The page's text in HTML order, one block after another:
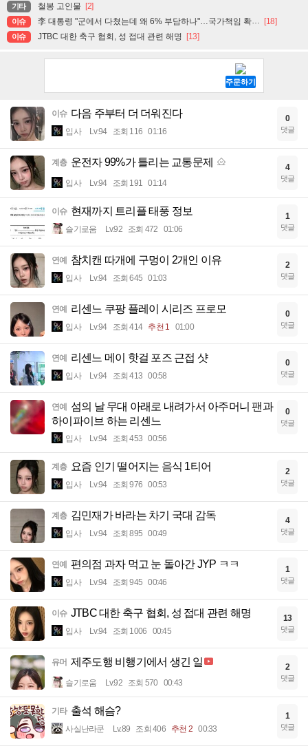
기타 철봉 고인물 [2]
이슈 李 대통령 "군에서 다쳤는데 왜 6% 부담하나"…국가책임 확대 주문 [18]
이슈 JTBC 대한 축구 협회, 성 접대 관련 해명 [13]
이슈 다음 주부터 더 더워진다
입사 Lv.94 조회 116 01:16
0
댓글
계층 운전자 99%가 틀리는 교통문제
입사 Lv.94 조회 191 01:14
4
댓글
이슈 현재까지 트리플 태풍 정보
슬기로움 Lv.92 조회 472 01:06
1
댓글
연예 참치캔 따개에 구멍이 2개인 이유
입사 Lv.94 조회 645 01:03
2
댓글
연예 리센느 쿠팡 플레이 시리즈 프로모
입사 Lv.94 조회 414 추천 1 01:00
0
댓글
연예 리센느 메이 핫걸 포즈 근접 샷
입사 Lv.94 조회 413 00:58
0
댓글
연예 섬의 날 무대 아래로 내려가서 아주머니 팬과
하이파이브 하는 리센느
입사 Lv.94 조회 453 00:56
0
댓글
계층 요즘 인기 떨어지는 음식 1티어
입사 Lv.94 조회 976 00:53
2
댓글
계층 김민재가 바라는 차기 국대 감독
입사 Lv.94 조회 895 00:49
4
댓글
연예 편의점 과자 먹고 눈 돌아간 JYP ㅋㅋ
입사 Lv.94 조회 945 00:46
1
댓글
이슈 JTBC 대한 축구 협회, 성 접대 관련 해명
입사 Lv.94 조회 1006 00:45
13
댓글
유머 제주도행 비행기에서 생긴 일
슬기로움 Lv.92 조회 570 00:43
2
댓글
기타 출석 해슴?
사실난라쿤 Lv.89 조회 406 추천 2 00:33
1
댓글